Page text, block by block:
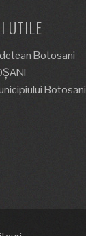
UTILE
Botosani
Botosani